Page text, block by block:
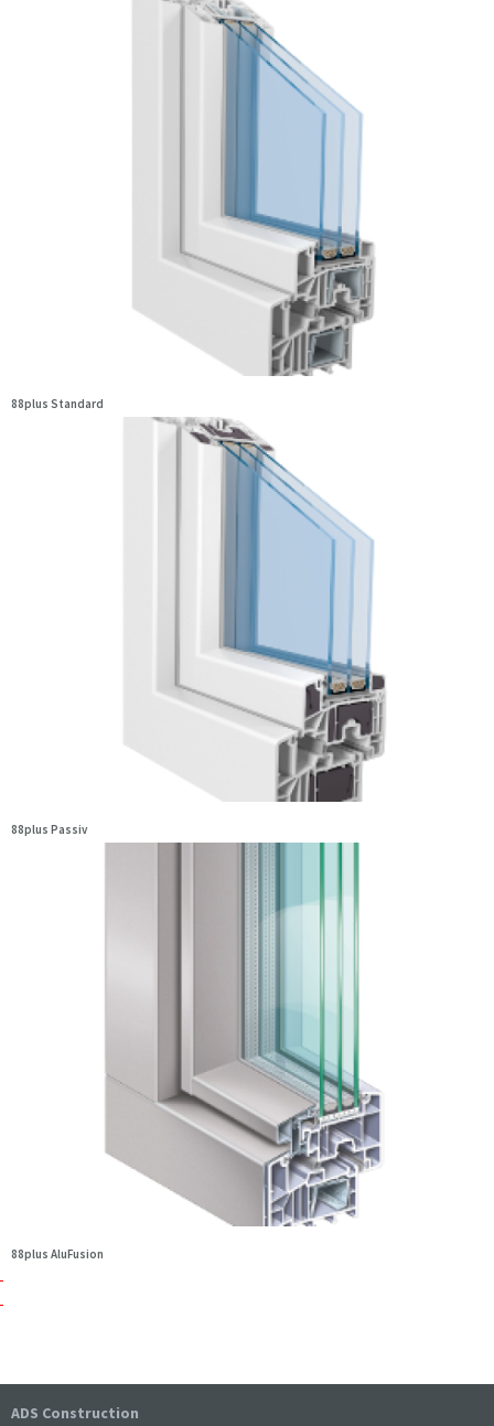
88plus Standard
88plus Passiv
88plus AluFusion
ADS Construction